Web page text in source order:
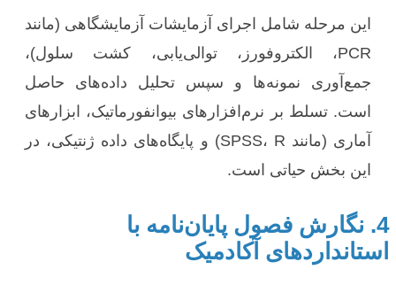
این مرحله شامل اجرای آزمایشات آزمایشگاهی (مانند
PCR، الکتروفورز، توالی‌یابی، کشت سلول)،
جمع‌آوری نمونه‌ها و سپس تحلیل داده‌های حاصل
است. تسلط بر نرم‌افزارهای بیوانفورماتیک، ابزارهای
آماری (مانند SPSS، R) و پایگاه‌های داده ژنتیکی، در
این بخش حیاتی است.
4. نگارش فصول پایان‌نامه با
استانداردهای آکادمیک